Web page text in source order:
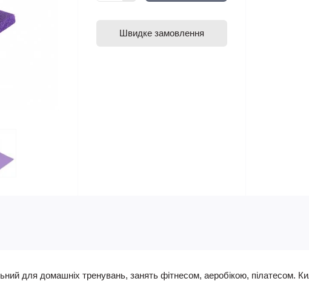
Швидке замовлення
для домашніх тренувань, занять фітнесом, аеробікою, пілатесом.